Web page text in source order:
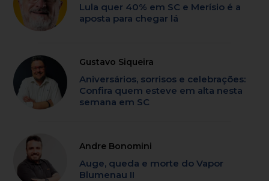
Lula quer 40% em SC e Merísio é a
aposta para chegar lá
Gustavo Siqueira
Aniversários, sorrisos e celebrações:
Confira quem esteve em alta nesta
semana em SC
Andre Bonomini
Auge, queda e morte do Vapor
Blumenau II